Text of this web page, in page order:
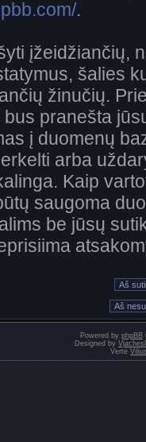
.
įžeidžiančių,
šalies
žinučių.
pranešta
į duomenų
arba
Kaip
saugoma
be jūsų
Powered by phpBB
Designed by
Vertė